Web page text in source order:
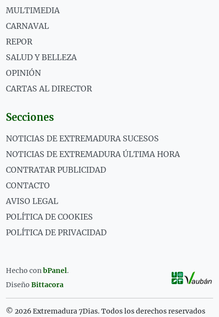
MULTIMEDIA
CARNAVAL
REPOR
SALUD Y BELLEZA
OPINIÓN
CARTAS AL DIRECTOR
Secciones
NOTICIAS DE EXTREMADURA SUCESOS
NOTICIAS DE EXTREMADURA ÚLTIMA HORA
CONTRATAR PUBLICIDAD
CONTACTO
AVISO LEGAL
POLÍTICA DE COOKIES
POLÍTICA DE PRIVACIDAD
Hecho conbPanel.
Diseño Bittacora
© 2026 Extremadura 7Dias. Todos los derechos reservados